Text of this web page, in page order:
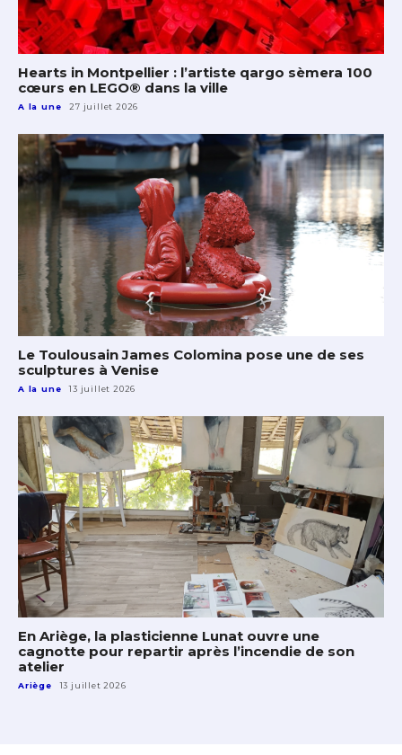
Hearts in Montpellier : l’artiste qargo sèmera 100
cœurs en LEGO® dans la ville
A la une 27 juillet 2026
Le Toulousain James Colomina pose une de ses
sculptures à Venise
A la une 13 juillet 2026
En Ariège, la plasticienne Lunat ouvre une
cagnotte pour repartir après l’incendie de son
atelier
Ariège 13 juillet 2026